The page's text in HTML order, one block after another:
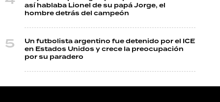
así hablaba Lionel de su papá Jorge, el
hombre detrás del campeón
Un futbolista argentino fue detenido por el ICE
en Estados Unidos y crece la preocupación
por su paradero